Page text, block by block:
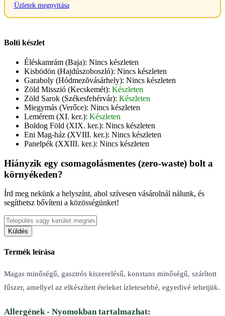
Üzletek megnyitása
Bolti készlet
Éléskamrám (Baja): Nincs készleten
Kisbödön (Hajdúszoboszló): Nincs készleten
Garaboly (Hódmezõvásárhely): Nincs készleten
Zöld Misszió (Kecskemét): Készleten
Zöld Sarok (Székesfehérvár): Készleten
Miegymás (Verőce): Nincs készleten
Lemérem (XI. ker.): Készleten
Boldog Föld (XIX. ker.): Nincs készleten
Eni Mag-ház (XVIII. ker.): Nincs készleten
Panelpék (XXIII. ker.): Nincs készleten
Hiányzik egy csomagolásmentes (zero-waste) bolt a
környékeden?
Írd meg nekünk a helyszínt, ahol szívesen vásárolnál nálunk, és
segíthetsz bővíteni a közösségünket!
Küldés
Termék leírása
Magas minőségű, gasztrós kiszerelésű, konstans minőségű, szárított
fűszer, amellyel az elkészített ételeket ízletesebbé, egyedivé tehetjük.
Allergének - Nyomokban tartalmazhat: